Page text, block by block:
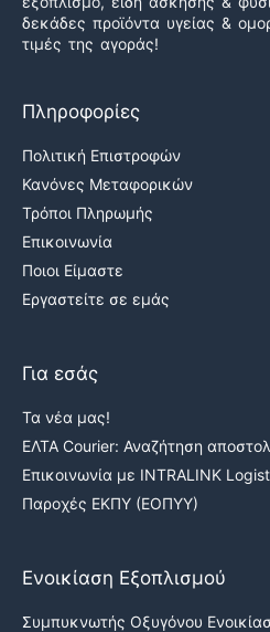
δεκάδες προϊόντα υγείας &
τιμές της αγοράς!
Πληροφορίες
Πολιτική Επιστροφών
Κανόνες Μεταφορικών
Τρόποι Πληρωμής
Επικοινωνία
Ποιοι Είμαστε
Εργαστείτε σε εμάς
Για εσάς
Τα νέα μας!
ΕΛΤΑ Courier: Αναζήτηση
Επικοινωνία με INTRALINK
Παροχές ΕΚΠΥ (ΕΟΠΥΥ)
Ενοικίαση Εξοπλισμού
Συμπυκνωτής Οξυγόνου